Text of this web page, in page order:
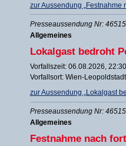
zur Aussendung „Festnahme
Presseaussendung Nr:
Allgemeines
Lokalgast bedroht
Vorfallszeit: 06.08.2026,
Vorfallsort: Wien-Leopoldstadt
zur Aussendung „Lokalgast
Presseaussendung Nr:
Allgemeines
Festnahme nach